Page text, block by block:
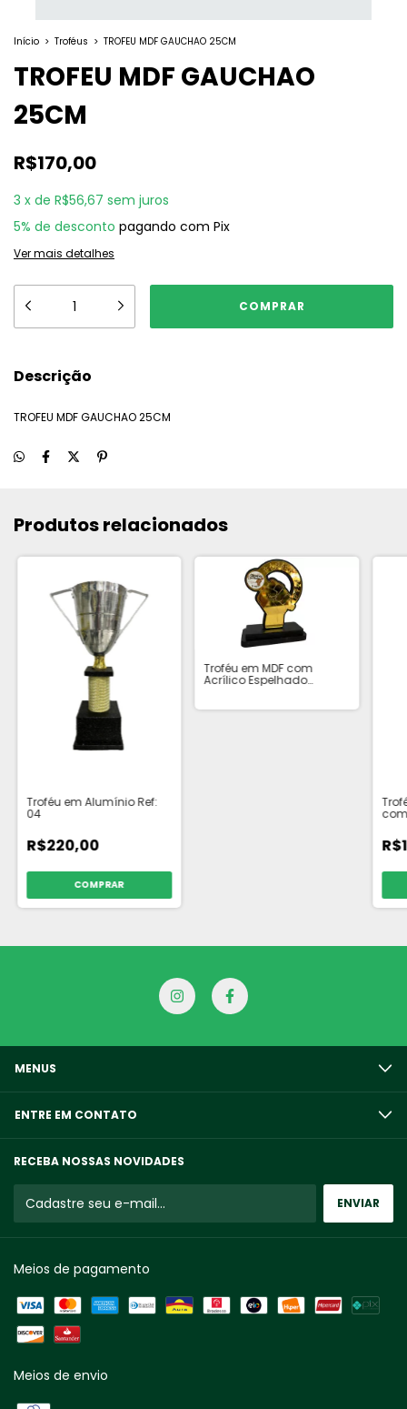
Início > Troféus > TROFEU MDF GAUCHAO 25CM
TROFEU MDF GAUCHAO
25CM
R$170,00
3 x de R$56,67 sem juros
5% de desconto pagando com Pix
Ver mais detalhes
Descrição
TROFEU MDF GAUCHAO 25CM
Produtos relacionados
Troféu em Alumínio Ref:
04
R$220,00
COMPRAR
Troféu em MDF com
Acrílico Espelhado
MENUS
ENTRE EM CONTATO
RECEBA NOSSAS NOVIDADES
Meios de pagamento
Meios de envio